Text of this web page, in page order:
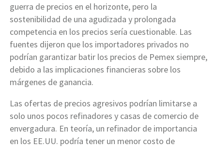
guerra de precios en el horizonte, pero la
sostenibilidad de una agudizada y prolongada
competencia en los precios sería cuestionable. Las
fuentes dijeron que los importadores privados no
podrían garantizar batir los precios de Pemex siempre,
debido a las implicaciones financieras sobre los
márgenes de ganancia.
Las ofertas de precios agresivos podrían limitarse a
solo unos pocos refinadores y casas de comercio de
envergadura. En teoría, un refinador de importancia
en los EE.UU. podría tener un menor costo de